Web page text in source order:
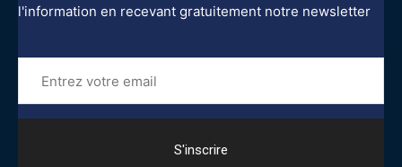
l'information en recevant gratuitement notre newsletter
Entrez
votre
email